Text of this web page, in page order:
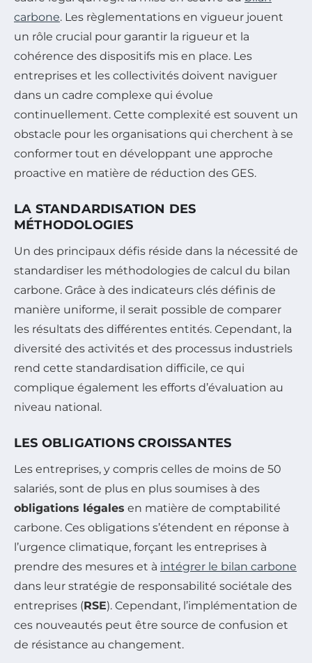
carbone. Les règlementations en vigueur jouent
un rôle crucial pour garantir la rigueur et la
cohérence des dispositifs mis en place. Les
entreprises et les collectivités doivent naviguer
dans un cadre complexe qui évolue
continuellement. Cette complexité est souvent un
obstacle pour les organisations qui cherchent à se
conformer tout en développant une approche
proactive en matière de réduction des GES.
LA STANDARDISATION DES
MÉTHODOLOGIES
Un des principaux défis réside dans la nécessité de
standardiser les méthodologies de calcul du bilan
carbone. Grâce à des indicateurs clés définis de
manière uniforme, il serait possible de comparer
les résultats des différentes entités. Cependant, la
diversité des activités et des processus industriels
rend cette standardisation difficile, ce qui
complique également les efforts d’évaluation au
niveau national.
LES OBLIGATIONS CROISSANTES
Les entreprises, y compris celles de moins de 50
salariés, sont de plus en plus soumises à des
obligations légales en matière de comptabilité
carbone. Ces obligations s’étendent en réponse à
l’urgence climatique, forçant les entreprises à
prendre des mesures et à intégrer le bilan carbone
dans leur stratégie de responsabilité sociétale des
entreprises (RSE). Cependant, l’implémentation de
ces nouveautés peut être source de confusion et
de résistance au changement.